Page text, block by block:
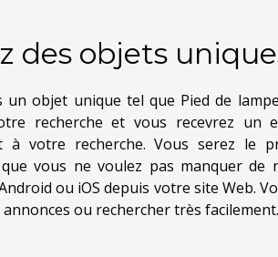
des objets
un objet unique tel que Pied de
recherche et vous recevrez un
à votre recherche. Vous serez le
vous ne voulez pas manquer de
ou iOS depuis votre site Web.
ou rechercher très